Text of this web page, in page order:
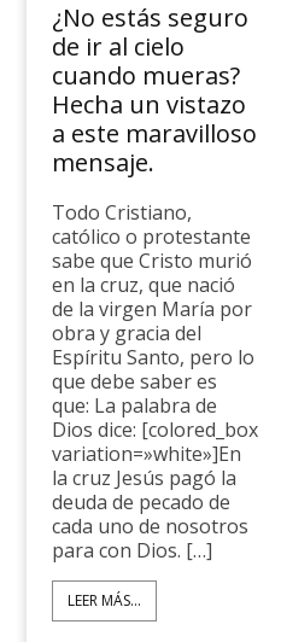
¿No estás seguro
de ir al cielo
cuando mueras?
Hecha un vistazo
a este maravilloso
mensaje.
Todo Cristiano,
católico o protestante
sabe que Cristo murió
en la cruz, que nació
de la virgen María por
obra y gracia del
Espíritu Santo, pero lo
que debe saber es
que: La palabra de
Dios dice: [colored_box
variation=»white»]En
la cruz Jesús pagó la
deuda de pecado de
cada uno de nosotros
para con Dios. […]
LEER MÁS...